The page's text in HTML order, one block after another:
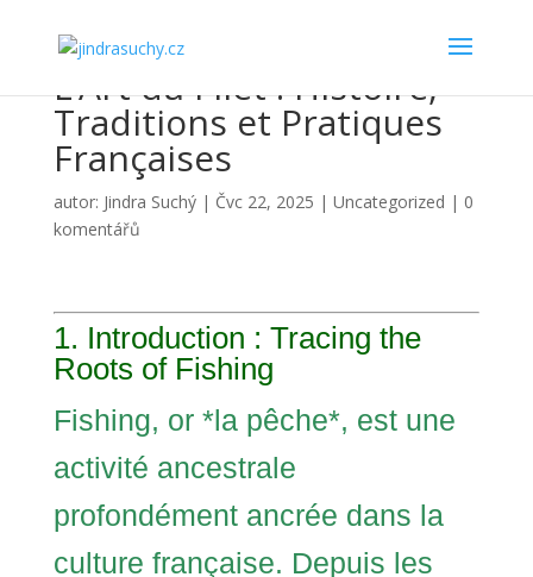
L’Art du Filet : Histoire,
Traditions et Pratiques
Françaises
autor: Jindra Suchý| Čvc 22, 2025 | Uncategorized | 0
komentářů
1. Introduction : Tracing the
Roots of Fishing
Fishing, or *la pêche*, est une
activité ancestrale
profondément ancrée dans la
culture française. Depuis les